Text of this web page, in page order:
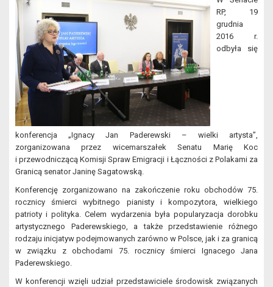
RP, 19
grudnia
2016 r.
odbyła się
konferencja „Ignacy Jan Paderewski – wielki artysta”,
zorganizowana przez wicemarszałek Senatu Marię Koc
i przewodniczącą Komisji Spraw Emigracji i Łączności z Polakami za
Granicą senator Janinę Sagatowską.
Konferencję zorganizowano na zakończenie roku obchodów 75.
rocznicy śmierci wybitnego pianisty i kompozytora, wielkiego
patrioty i polityka. Celem wydarzenia była popularyzacja dorobku
artystycznego Paderewskiego, a także przedstawienie różnego
rodzaju inicjatyw podejmowanych zarówno w Polsce, jak i za granicą
w związku z obchodami 75. rocznicy śmierci Ignacego Jana
Paderewskiego.
W konferencji wzięli udział przedstawiciele środowisk związanych